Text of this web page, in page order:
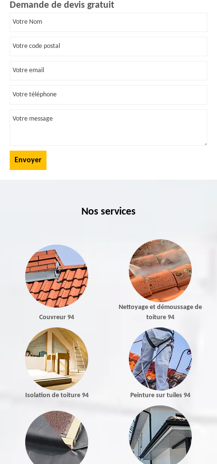
Demande de devis gratuit
Nos services
Couvreur 94
Nettoyage et démoussage de
toiture 94
Isolation de toiture 94 Peinture sur tuiles 94